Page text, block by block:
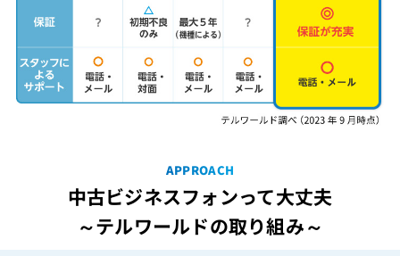
APPROACH
中古ビジネスフォンって大丈夫
～テルワールドの取り組み～